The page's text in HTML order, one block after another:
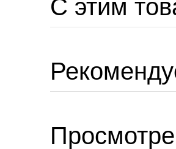
C этим